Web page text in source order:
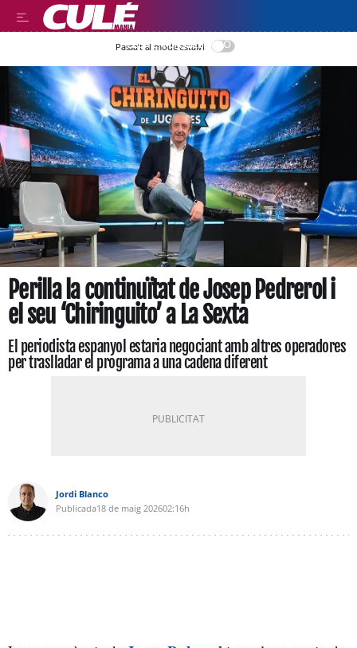
LEER EN CASTELLANO
Passa’t al mode estalvi
Perilla la continuïtat de Josep Pedrerol i
el seu ‘Chiringuito’ a La Sexta
El periodista espanyol estaria negociant amb altres operadores
per traslladar el programa a una cadena diferent
Jordi Blanco
Publicada18 de maig 202602:16h